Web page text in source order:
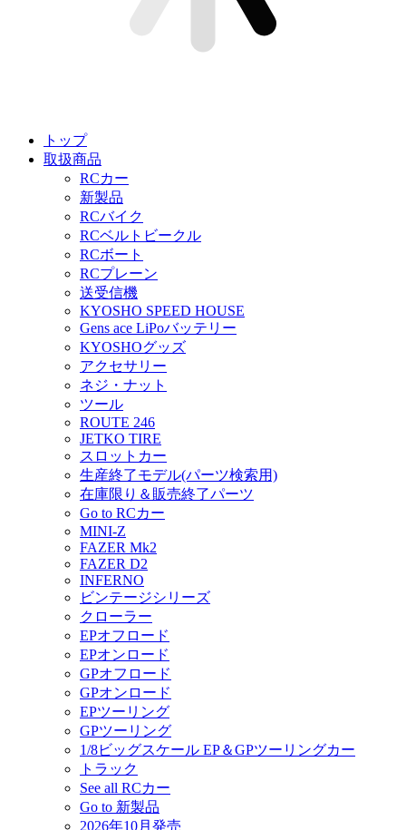
トップ
取扱商品
RCカー
新製品
RCバイク
RCベルトビークル
RCボート
RCプレーン
送受信機
KYOSHO SPEED HOUSE
Gens ace LiPoバッテリー
KYOSHOグッズ
アクセサリー
ネジ・ナット
ツール
ROUTE 246
JETKO TIRE
スロットカー
生産終了モデル(パーツ検索用)
在庫限り＆販売終了パーツ
Go to RCカー
MINI-Z
FAZER Mk2
FAZER D2
INFERNO
ビンテージシリーズ
クローラー
EPオフロード
EPオンロード
GPオフロード
GPオンロード
EPツーリング
GPツーリング
1/8ビッグスケール EP＆GPツーリングカー
トラック
See all RCカー
Go to 新製品
2026年10月発売